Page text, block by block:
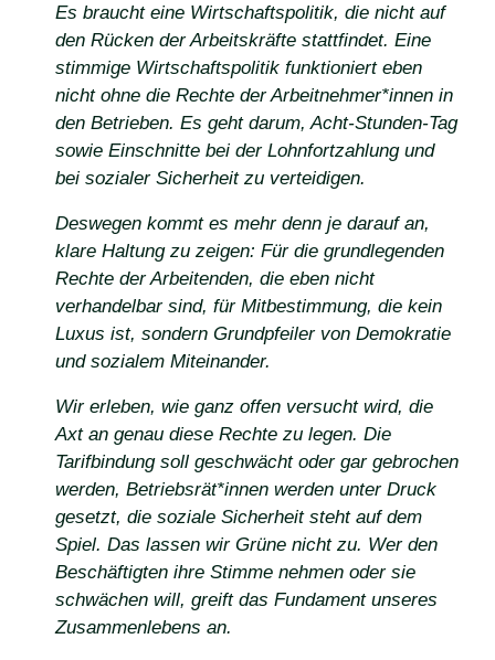
Es braucht eine Wirtschaftspolitik, die nicht auf
den Rücken der Arbeitskräfte stattfindet. Eine
stimmige Wirtschaftspolitik funktioniert eben
nicht ohne die Rechte der Arbeitnehmer*innen in
den Betrieben. Es geht darum, Acht-Stunden-Tag
sowie Einschnitte bei der Lohnfortzahlung und
bei sozialer Sicherheit zu verteidigen.
Deswegen kommt es mehr denn je darauf an,
klare Haltung zu zeigen: Für die grundlegenden
Rechte der Arbeitenden, die eben nicht
verhandelbar sind, für Mitbestimmung, die kein
Luxus ist, sondern Grundpfeiler von Demokratie
und sozialem Miteinander.
Wir erleben, wie ganz offen versucht wird, die
Axt an genau diese Rechte zu legen. Die
Tarifbindung soll geschwächt oder gar gebrochen
werden, Betriebsrät*innen werden unter Druck
gesetzt, die soziale Sicherheit steht auf dem
Spiel. Das lassen wir Grüne nicht zu. Wer den
Beschäftigten ihre Stimme nehmen oder sie
schwächen will, greift das Fundament unseres
Zusammenlebens an.